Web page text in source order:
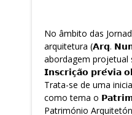
No âmbito das
arquitetura (𝗔𝗿𝗾.
abordagem projetual
𝗜𝗻𝘀𝗰𝗿𝗶𝗰̧𝗮̃𝗼 𝗽𝗿𝗲́𝘃𝗶𝗮
Trata-se de uma
como tema o
Património